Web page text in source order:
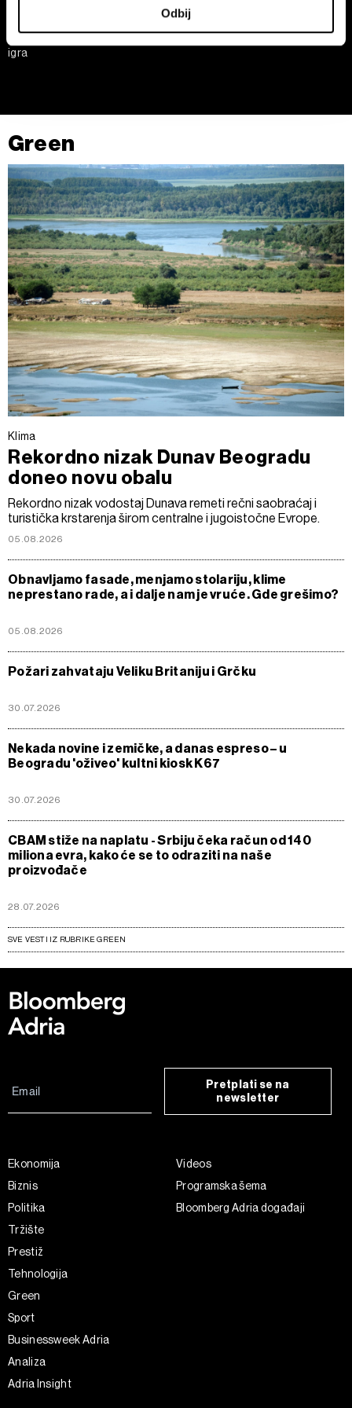
saglasnost u Deklaraciji o kolačićima.
Zajednički rukovaoci su HD-WIN ARENA SPORT d.o.o. i
kolačićima i drugim sličnim tehnologijama uPolitici
Kolačiće u bilo kojem trenutku možete ponovno ažurirati
klikom na „Prikaži detalje“. Pristanak možete u bilo kojem
trenutku opozvati bez negativnih posledica.
Odbij
Sateliti otkrivaju zašto je
venecuelanska nafta rizična
igra
Green
Klima
Rekordno nizak Dunav Beogradu
doneo novu obalu
Rekordno nizak vodostaj Dunava remeti rečni saobraćaj i
turistička krstarenja širom centralne i jugoistočne Evrope.
05.08.2026
Obnavljamo fasade, menjamo stolariju, klime
neprestano rade, a i dalje nam je vruće. Gde grešimo?
05.08.2026
Požari zahvataju Veliku Britaniju i Grčku
30.07.2026
Nekada novine i zemičke, a danas espreso – u
Beogradu 'oživeo' kultni kiosk K67
30.07.2026
CBAM stiže na naplatu - Srbiju čeka račun od 140
miliona evra, kako će se to odraziti na naše
proizvođače
28.07.2026
SVE VESTI IZ RUBRIKE GREEN
Pretplati se na
newsletter
Ekonomija
Biznis
Politika
Tržište
Prestiž
Tehnologija
Green
Sport
Businessweek Adria
Analiza
Adria Insight
Videos
Programska šema
Bloomberg Adria događaji